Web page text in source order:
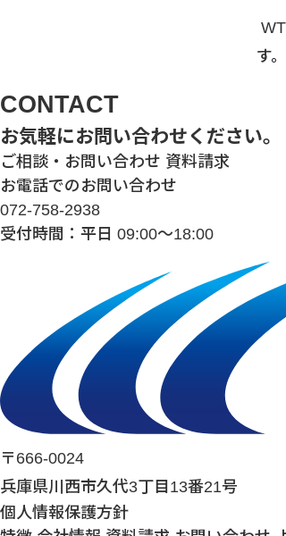
す。
CONTACT
お気軽にお問い合わせください。
ご相談・お問い合わせ 資料請求
お電話でのお問い合わせ
072-758-2938
受付時間：平日 09:00～18:00
〒666-0024
兵庫県川西市久代3丁目13番21号
個人情報保護方針